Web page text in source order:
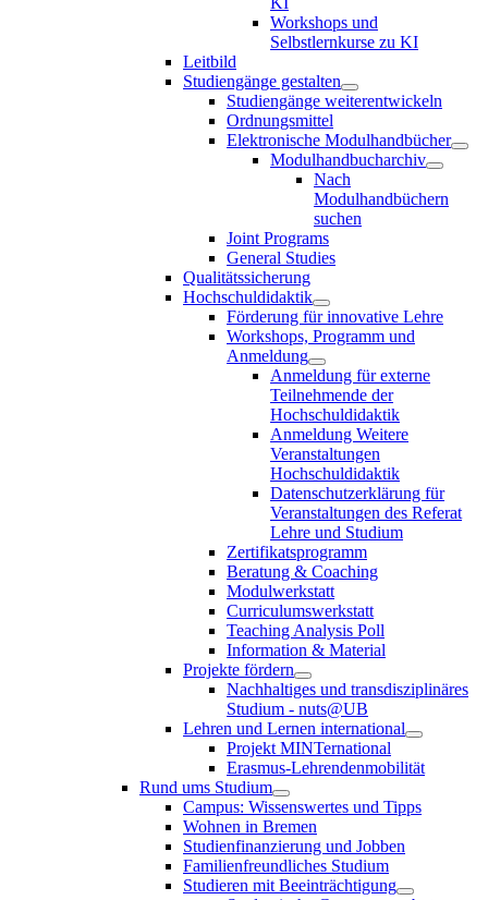
Workshops und
Selbstlernkurse zu KI
Leitbild
Studiengänge gestalten
Studiengänge weiterentwickeln
Ordnungsmittel
Elektronische Modulhandbücher
Modulhandbucharchiv
Nach
Modulhandbüchern
suchen
Joint Programs
General Studies
Qualitätssicherung
Hochschuldidaktik
Förderung für innovative Lehre
Workshops, Programm und
Anmeldung
Anmeldung für externe
Teilnehmende der
Hochschuldidaktik
Anmeldung Weitere
Veranstaltungen
Hochschuldidaktik
Datenschutzerklärung für
Veranstaltungen des Referat
Lehre und Studium
Zertifikatsprogramm
Beratung & Coaching
Modulwerkstatt
Curriculumswerkstatt
Teaching Analysis Poll
Information & Material
Projekte fördern
Nachhaltiges und transdisziplinäres
Studium - nuts@UB
Lehren und Lernen international
Projekt MINTernational
Erasmus-Lehrendenmobilität
Rund ums Studium
Campus: Wissenswertes und Tipps
Wohnen in Bremen
Studienfinanzierung und Jobben
Familienfreundliches Studium
Studieren mit Beeinträchtigung